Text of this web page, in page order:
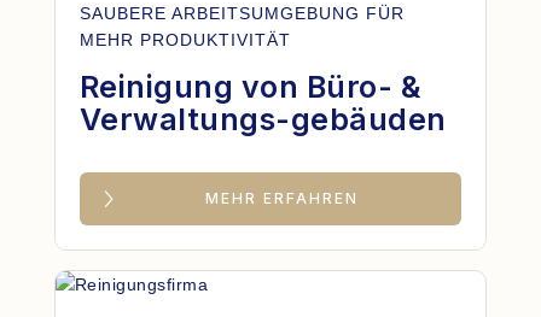
SAUBERE ARBEITSUMGEBUNG FÜR
MEHR PRODUKTIVITÄT
Reinigung von Büro- &
Verwaltungs-gebäuden
MEHR ERFAHREN